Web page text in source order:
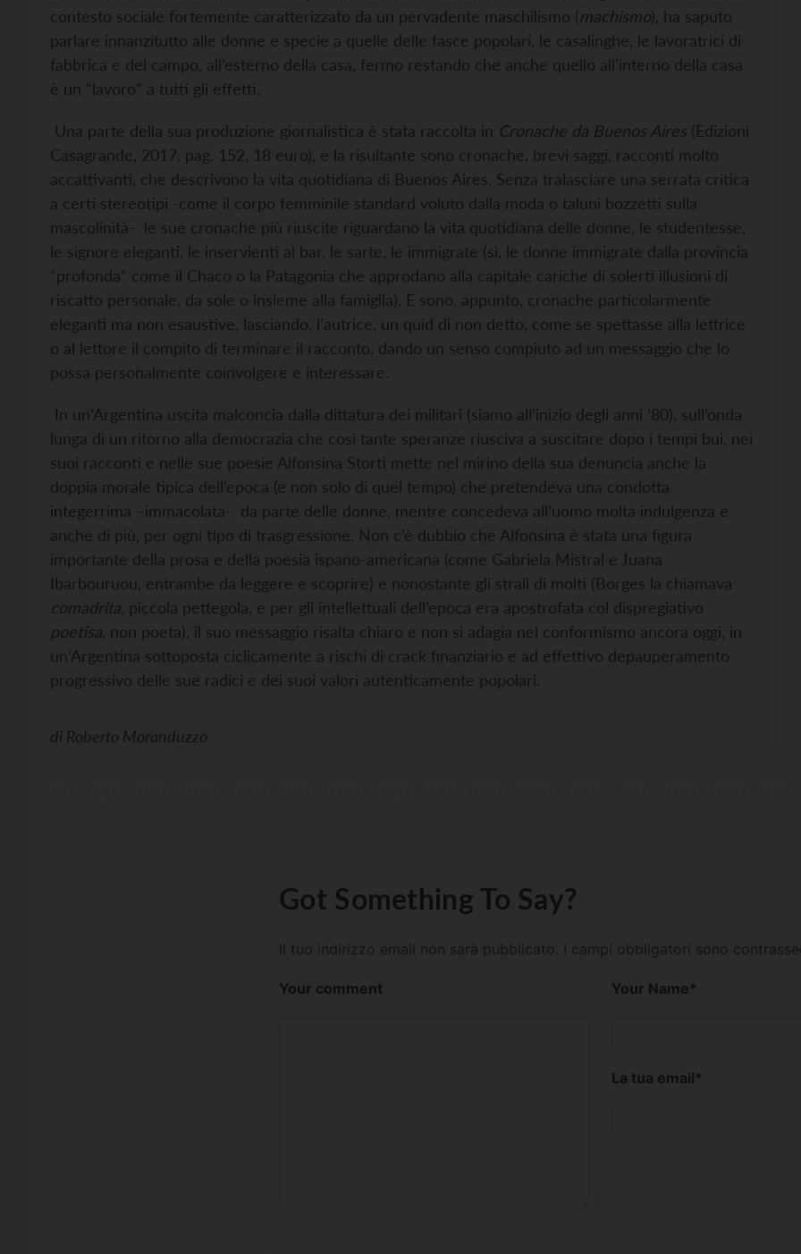
contesto sociale fortemente caratterizzato da un pervadente maschilismo (machismo), ha saputo
parlare innanzitutto alle donne e specie a quelle delle fasce popolari, le casalinghe, le lavoratrici di
fabbrica e del campo, all’esterno della casa, fermo restando che anche quello all’interno della casa
è un “lavoro” a tutti gli effetti.
Una parte della sua produzione giornalistica è stata raccolta in Cronache da Buenos Aires (Edizioni
Casagrande, 2017, pag. 152, 18 euro), e la risultante sono cronache, brevi saggi, racconti molto
accattivanti, che descrivono la vita quotidiana di Buenos Aires. Senza tralasciare una serrata critica
a certi stereotipi -come il corpo femminile standard voluto dalla moda o taluni bozzetti sulla
mascolinità- le sue cronache più riuscite riguardano la vita quotidiana delle donne, le studentesse,
le signore eleganti, le inservienti al bar, le sarte, le immigrate (sì, le donne immigrate dalla provincia
“profonda” come il Chaco o la Patagonia che approdano alla capitale cariche di solerti illusioni di
riscatto personale, da sole o insieme alla famiglia). E sono, appunto, cronache particolarmente
eleganti ma non esaustive, lasciando, l’autrice, un quid di non detto, come se spettasse alla lettrice
o al lettore il compito di terminare il racconto, dando un senso compiuto ad un messaggio che lo
possa personalmente coinvolgere e interessare.
In un’Argentina uscita malconcia dalla dittatura dei militari (siamo all’inizio degli anni ’80), sull’onda
lunga di un ritorno alla democrazia che così tante speranze riusciva a suscitare dopo i tempi bui, nei
suoi racconti e nelle sue poesie Alfonsina Storti mette nel mirino della sua denuncia anche la
doppia morale tipica dell’epoca (e non solo di quel tempo) che pretendeva una condotta
integerrima –immacolata- da parte delle donne, mentre concedeva all’uomo molta indulgenza e
anche di più, per ogni tipo di trasgressione. Non c’è dubbio che Alfonsina è stata una figura
importante della prosa e della poesia ispano-americana (come Gabriela Mistral e Juana
Ibarbouruou, entrambe da leggere e scoprire) e nonostante gli strali di molti (Borges la chiamava
comadrita, piccola pettegola, e per gli intellettuali dell’epoca era apostrofata col dispregiativo
poetisa , non poeta), il suo messaggio risalta chiaro e non si adagia nel conformismo ancora oggi, in
un’Argentina sottoposta ciclicamente a rischi di crack finanziario e ad effettivo depauperamento
progressivo delle sue radici e dei suoi valori autenticamente popolari.
di Roberto Moranduzzo
Got Something To Say?
Il tuo indirizzo email non sarà pubblicato. I campi obbligatori sono
Your comment Your Name*
La tua email*